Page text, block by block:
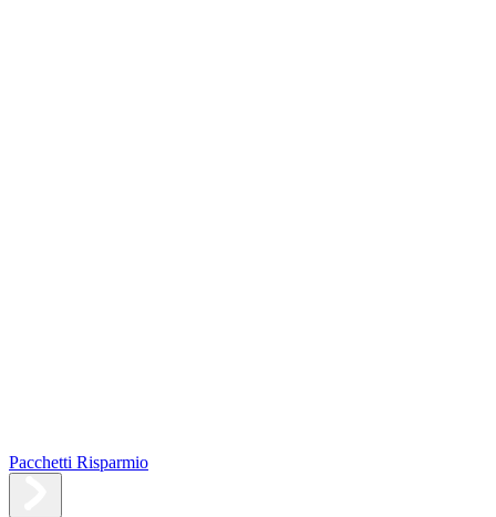
Pacchetti Risparmio